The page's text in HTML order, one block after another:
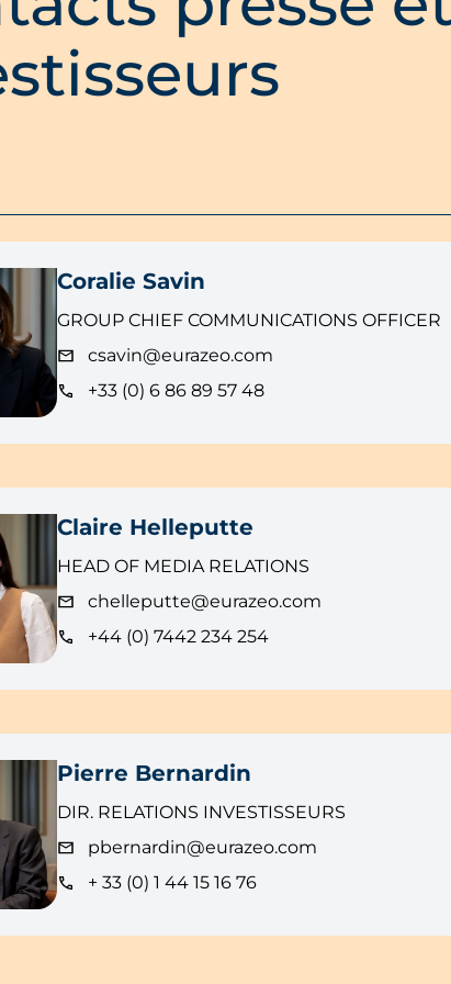
Coralie Savin
GROUP CHIEF COMMUNICATIONS OFFICER
csavin@eurazeo.com
+33 (0) 6 86 89 57 48
Claire Helleputte
HEAD OF MEDIA RELATIONS
chelleputte@eurazeo.com
+44 (0) 7442 234 254
Pierre Bernardin
DIR. RELATIONS INVESTISSEURS
pbernardin@eurazeo.com
+ 33 (0) 1 44 15 16 76